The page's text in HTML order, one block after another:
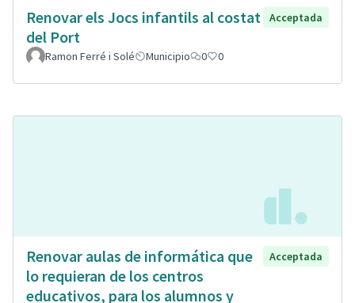
Renovar els Jocs infantils al costat
del Port
Acceptada
Ramon Ferré i Solé Municipio 0 0
Renovar aulas de informática que
lo requieran de los centros
educativos, para los alumnos y
Acceptada